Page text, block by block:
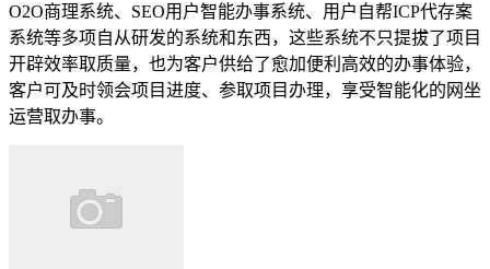
O2O商理系统、SEO用户智能办事系统、用户自帮ICP代存案
系统等多项自从研发的系统和东西，这些系统不只提拔了项目
开辟效率取质量，也为客户供给了愈加便利高效的办事体验，
客户可及时领会项目进度、参取项目办理，享受智能化的网坐
运营取办事。